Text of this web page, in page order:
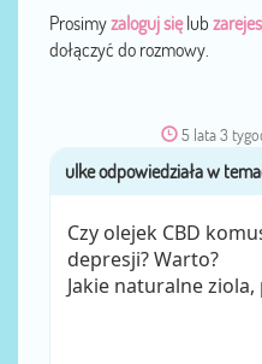
Prosimyzaloguj sięlub
dołączyć do rozmowy.
5 lata 3
Czy olejek CBD
depresji? Warto?
Jakie naturalne